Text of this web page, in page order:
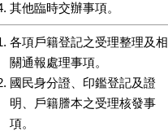
其他臨時交辦事項。
各項戶籍登記之受理整理及相
關通報處理事項。
國民身分證、印鑑登記及證
明、戶籍謄本之受理核發事
項。